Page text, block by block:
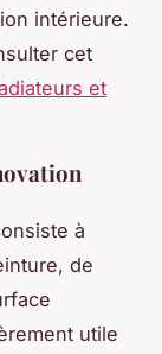
intérieure.
cet
et
à
de
utile